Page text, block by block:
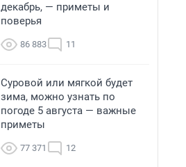
декабрь, — приметы и
поверья
86 883 11
Суровой или мягкой будет
зима, можно узнать по
погоде 5 августа — важные
приметы
77 371 12